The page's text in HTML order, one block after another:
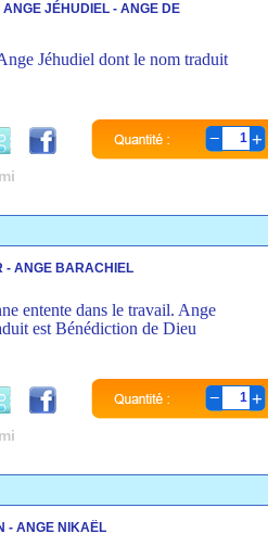
JÉHUDIEL - ANGE DE
Jéhudiel dont le nom traduit
1
- ANGE BARACHIEL
entente dans le travail. Ange
est Bénédiction de Dieu
1
- ANGE NIKAËL